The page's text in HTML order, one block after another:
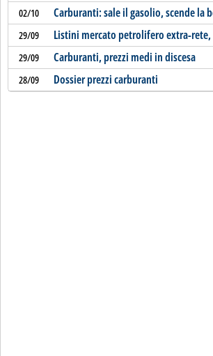
02/10 Carburanti: sale il gasolio, scende la
29/09 Listini mercato petrolifero extra-
29/09 Carburanti, prezzi medi in discesa
28/09 Dossier prezzi carburanti